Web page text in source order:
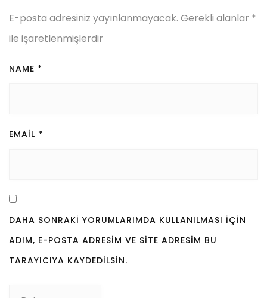
E-posta adresiniz yayınlanmayacak. Gerekli alanlar *
ile işaretlenmişlerdir
NAME *
EMAIL *
DAHA SONRAKI YORUMLARIMDA KULLANILMASI IÇIN
ADIM, E-POSTA ADRESIM VE SITE ADRESIM BU
TARAYICIYA KAYDEDILSIN.